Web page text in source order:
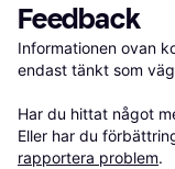
Feedback
Informationen ovan
endast tänkt som
Har du hittat något
Eller har du
rapportera problem.